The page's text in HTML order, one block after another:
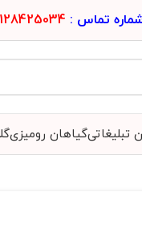
تماس :
تبلیغاتیگیاهان رومیزی